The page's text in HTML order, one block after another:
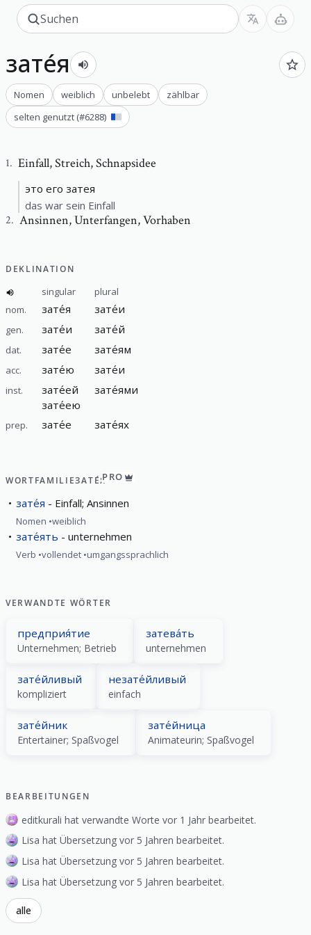
зате́я
Nomen weiblich unbelebt
zählbar
selten genutzt (#6288)
1. Einfall,Streich, Schnapsidee
это его затея
das war sein Einfall
2. Ansinnen,Unterfangen, Vorhaben
DEKLINATION
singular
plural
nom.
зате́я зате́и
gen. зате́и зате́й
dat. зате́е зате́ям
acc. зате́ю зате́и
inst.
зате́ей
зате́ею
зате́ями
prep. зате́е зате́ях
WORTFAMILIEЗАТЕ́ЯPRO
зате́я Einfall; Ansinnen
Nomen weiblich
зате́ять unternehmen
Verb vollendet umgangssprachlich
VERWANDTE WÖRTER
предприя́тие
Unternehmen; Betrieb
затева́ть
unternehmen
зате́йливый
kompliziert
незате́йливый
einfach
зате́йник
Entertainer; Spaßvogel
зате́йница
Animateurin; Spaßvogel
BEARBEITUNGEN
editkurali hat verwandte Worte vor 1 Jahr bearbeitet.
Lisa hat Übersetzung vor 5 Jahren bearbeitet.
Lisa hat Übersetzung vor 5 Jahren bearbeitet.
Lisa hat Übersetzung vor 5 Jahren bearbeitet.
alle